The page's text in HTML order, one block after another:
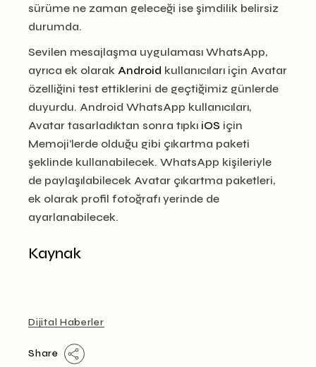
sürüme ne zaman geleceği ise şimdilik belirsiz
durumda.
Sevilen mesajlaşma uygulaması WhatsApp,
ayrıca ek olarak Android kullanıcıları için Avatar
özelliğini test ettiklerini de geçtiğimiz günlerde
duyurdu. Android WhatsApp kullanıcıları,
Avatar tasarladıktan sonra tıpkı iOS için
Memoji’lerde olduğu gibi çıkartma paketi
şeklinde kullanabilecek. WhatsApp kişileriyle
de paylaşılabilecek Avatar çıkartma paketleri,
ek olarak profil fotoğrafı yerinde de
ayarlanabilecek.
Kaynak
Dijital Haberler
Share